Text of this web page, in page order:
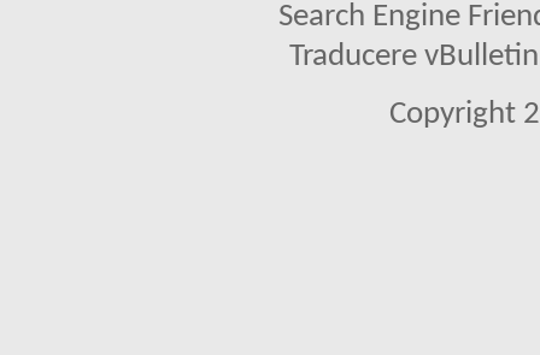
Search Engine
Traducere
Copyright